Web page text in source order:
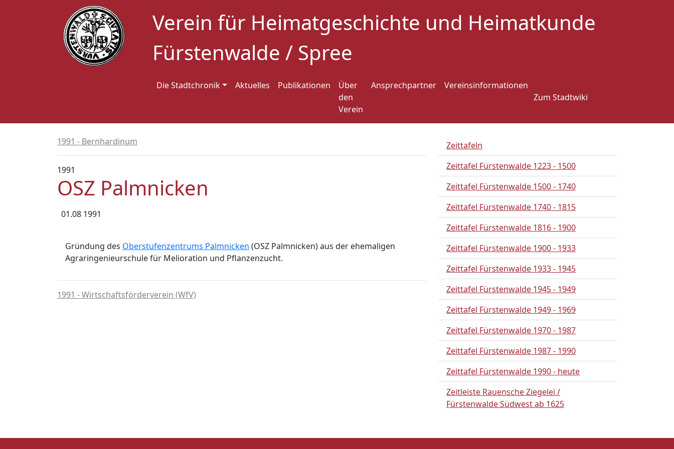
Verein für Heimatgeschichte und Heimatkunde
Fürstenwalde / Spree
Die Stadtchronik Aktuelles Publikationen
Über
den
Verein
Ansprechpartner
Vereinsinformationen
Zum Stadtwiki
1991 - Bernhardinum
1991
OSZ Palmnicken
01.08 1991
Gründung des Oberstufenzentrums Palmnicken (OSZ Palmnicken) aus der ehemaligen
Agraringenieurschule für Melioration und Pflanzenzucht.
1991 - Wirtschaftsförderverein (WfV)
Zeittafeln
Zeittafel Fürstenwalde 1223 - 1500
Zeittafel Fürstenwalde 1500 - 1740
Zeittafel Fürstenwalde 1740 - 1815
Zeittafel Fürstenwalde 1816 - 1900
Zeittafel Fürstenwalde 1900 - 1933
Zeittafel Fürstenwalde 1933 - 1945
Zeittafel Fürstenwalde 1945 - 1949
Zeittafel Fürstenwalde 1949 - 1969
Zeittafel Fürstenwalde 1970 - 1987
Zeittafel Fürstenwalde 1987 - 1990
Zeittafel Fürstenwalde 1990 - heute
Zeitleiste Rauensche Ziegelei /
Fürstenwalde Südwest ab 1625